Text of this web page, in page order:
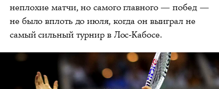
неплохие матчи, но самого главного — побед —
не было вплоть до июля, когда он выиграл не
самый сильный турнир в Лос-Кабосе.